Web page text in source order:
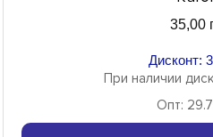
35,00
Дисконт:
При наличии
Опт: